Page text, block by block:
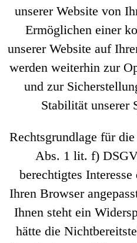
unserer Website von
Ermöglichen einer
unserer Website auf
werden weiterhin zur
und zur
Stabilität unserer
Rechtsgrundlage für
Abs. 1 lit. f)
berechtigtes
Ihren Browser
Ihnen steht ein
hätte die